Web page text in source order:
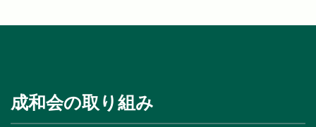
成和会の取り組み